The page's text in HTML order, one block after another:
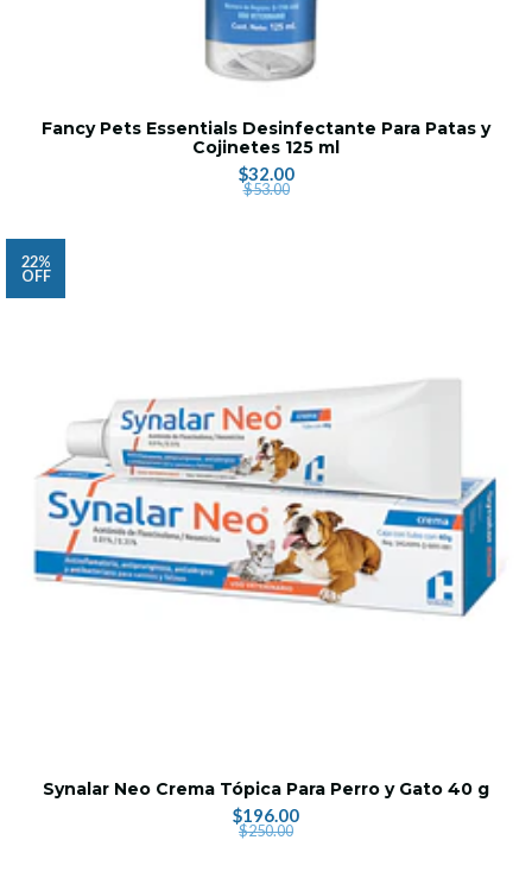
Fancy Pets Essentials Desinfectante Para Patas y
Cojinetes 125 ml
$32.00
$53.00
22%
OFF
Synalar Neo Crema Tópica Para Perro y Gato 40 g
$196.00
$250.00